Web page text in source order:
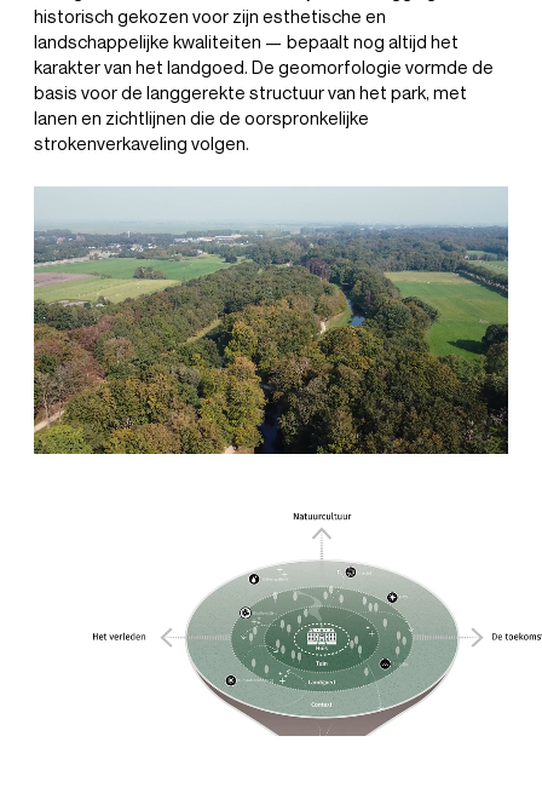
INSTAGRAM
LINKEDIN
historisch gekozen voor zijn esthetische en
landschappelijke kwaliteiten — bepaalt nog altijd het
karakter van het landgoed. De geomorfologie vormde de
basis voor de langgerekte structuur van het park, met
lanen en zichtlijnen die de oorspronkelijke
strokenverkaveling volgen.